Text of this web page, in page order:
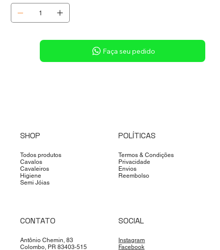
Sob consulta
Faça seu pedido
SHOP
Todos produtos
Cavalos
Cavaleiros
Higiene
Semi Jóias
POLÍTICAS
Termos & Condições
Privacidade
Envios
Reembolso
CONTATO
Antônio Chemin, 83
Colombo, PR 83403-515
SOCIAL
Instagram
Facebook